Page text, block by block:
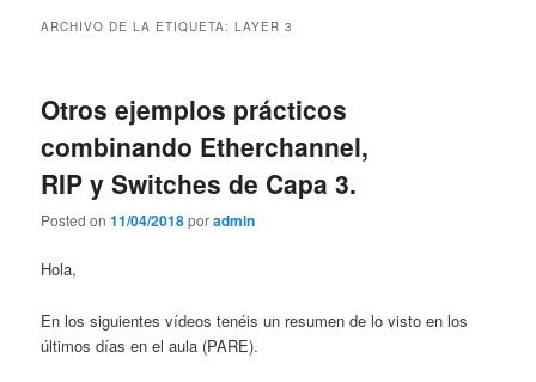
ARCHIVO DE LA ETIQUETA:LAYER 3
Otros ejemplos prácticos
combinando Etherchannel,
RIP y Switches de Capa 3.
Posted on11/04/2018poradmin
Hola,
En los siguientes vídeos tenéis un resumen de lo visto en los
últimos días en el aula (PARE).